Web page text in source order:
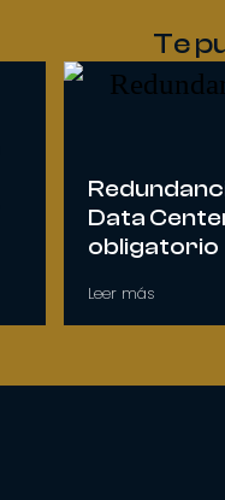
Te
Data
obligatorio
Leer más